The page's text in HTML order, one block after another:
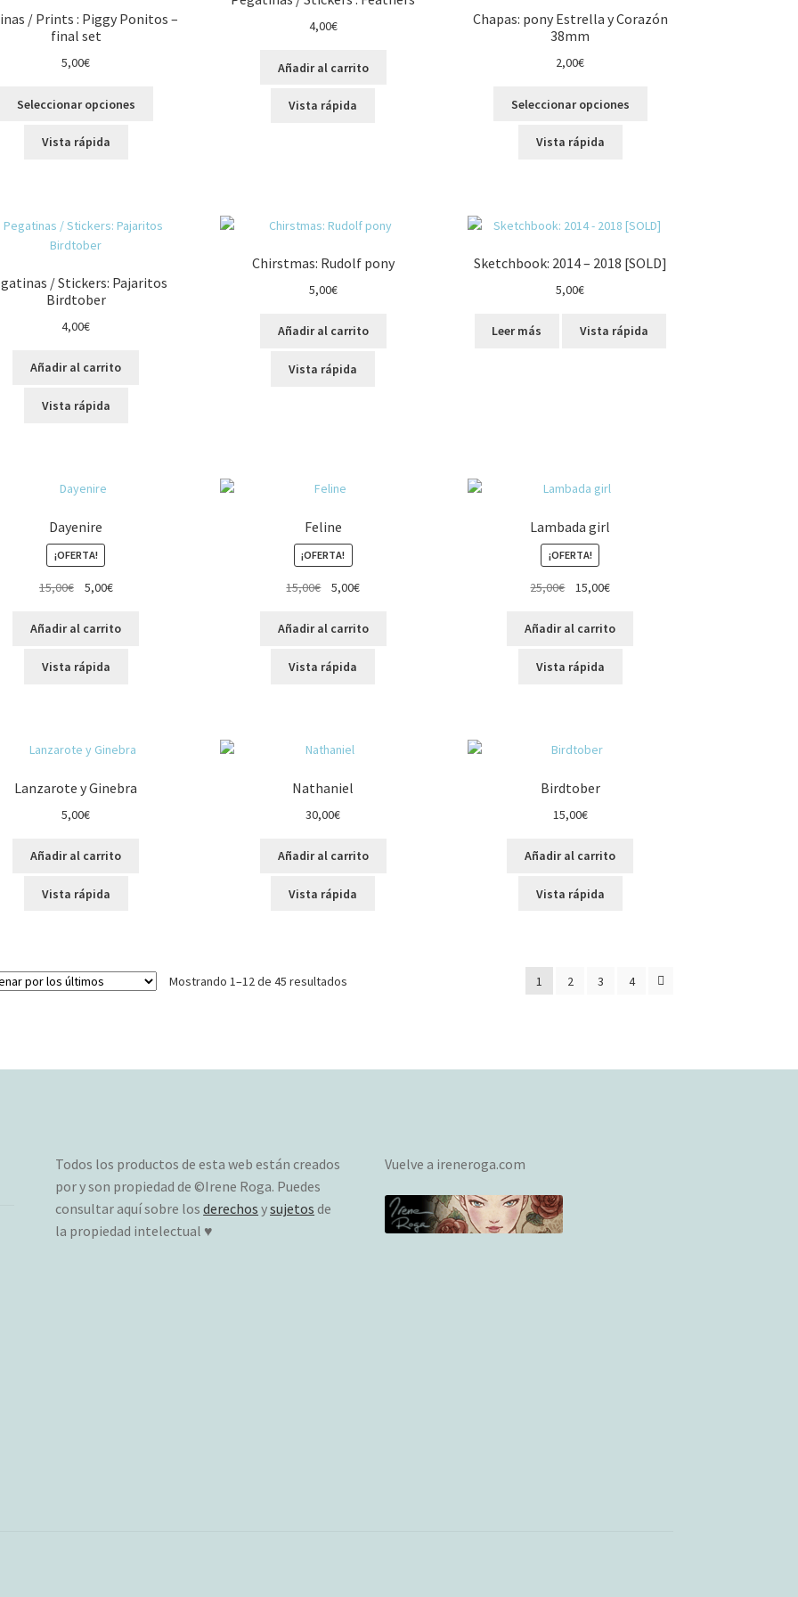
/ Prints : Piggy Ponitos –
final set
5,00€
Seleccionar opciones
se
en
Vista rápida
4,00€
Añadir al carrito
Vista rápida
Chapas: pony Estrella y Corazón
38mm
2,00€
Seleccionar opciones
se
elegir
página
Vista rápida
/ Stickers: Pajaritos
Birdtober
4,00€
Añadir al carrito
Vista rápida
Chirstmas: Rudolf pony
5,00€
Añadir al carrito
Vista rápida
Sketchbook: 2014 – 2018 [SOLD]
5,00€
Leer más Vista rápida
Dayenire
¡OFERTA!
15,00€
original
15,00€.
5,00€El
actual
Añadir al carrito
Vista rápida
Feline
¡OFERTA!
15,00€
El
original
15,00€.
5,00€El
actual
Añadir al carrito
Vista rápida
Lambada girl
¡OFERTA!
25,00€
original
25,00€.
15,00€El
actual
Añadir al carrito
Vista rápida
Lanzarote y Ginebra
5,00€
Añadir al carrito
Vista rápida
Nathaniel
30,00€
Añadir al carrito
Vista rápida
Birdtober
15,00€
Añadir al carrito
Vista rápida
Mostrando 1–12 de 45 resultadosOrdenado
1 2 3 4
Todos los productos de esta web están creados
por y son propiedad de ©Irene Roga. Puedes
consultar aquí sobre losderechos ysujetos de
la propiedad intelectual ♥
Vuelve a ireneroga.com